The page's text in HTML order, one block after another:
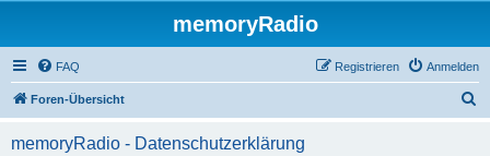
memoryRadio
FAQ Anmelden
Registrieren
Foren-Übersicht
memoryRadio - Datenschutzerklärung